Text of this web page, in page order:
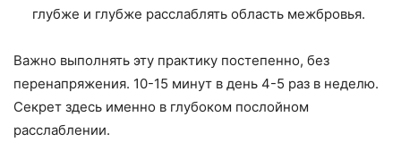
глубже и глубже расслаблять область межбровья.
Важно выполнять эту практику постепенно, без
перенапряжения. 10-15 минут в день 4-5 раз в неделю.
Секрет здесь именно в глубоком послойном
расслаблении.